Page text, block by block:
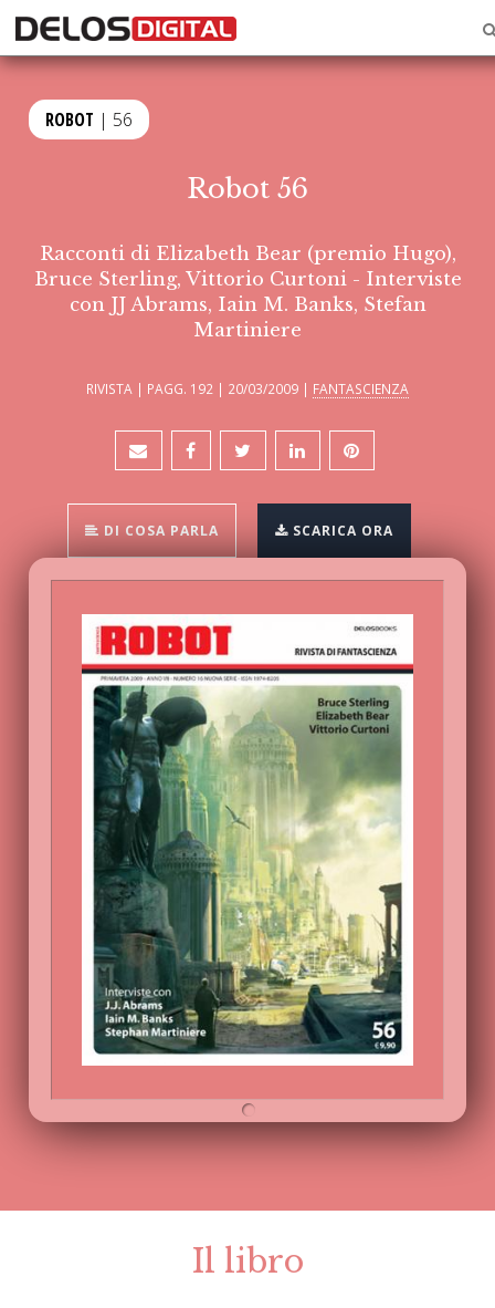
ROBOT | 56
Robot 56
Racconti di Elizabeth Bear (premio Hugo),
Bruce Sterling, Vittorio Curtoni - Interviste
con JJ Abrams, Iain M. Banks, Stefan
Martiniere
RIVISTA | PAGG. 192 | 20/03/2009 | FANTASCIENZA
DI COSA PARLA SCARICA ORA
Il libro